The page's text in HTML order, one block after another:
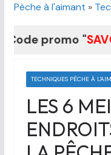
Pèche à l'aimant »
promo "SAVOIR"
TECHNIQUES PÊCHE À
LES 6